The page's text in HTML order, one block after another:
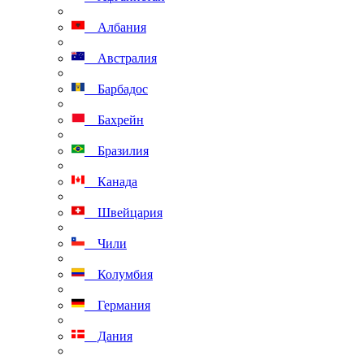
Албания
Австралия
Барбадос
Бахрейн
Бразилия
Канада
Швейцария
Чили
Колумбия
Германия
Дания